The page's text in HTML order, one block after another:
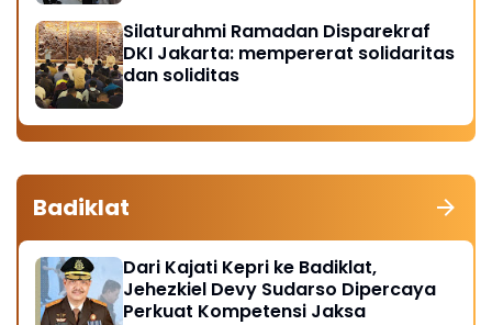
Silaturahmi Ramadan Disparekraf
DKI Jakarta: mempererat solidaritas
dan soliditas
Badiklat
Dari Kajati Kepri ke Badiklat,
Jehezkiel Devy Sudarso Dipercaya
Perkuat Kompetensi Jaksa